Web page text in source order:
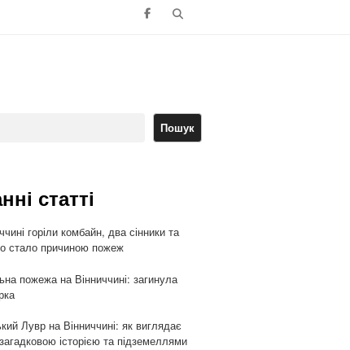
Пошук
статті
горіли комбайн, два сінники та
стало причиною пожеж
пожежа на Вінниччині: загинула
Лувр на Вінниччині: як виглядає
історією та підземеллями